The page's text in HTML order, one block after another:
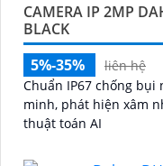
CAMERA IP 2MP
BLACK
5%-35%
liên hệ
Chuẩn IP67 chống bụi
minh, phát hiện xâm
thuật toán AI